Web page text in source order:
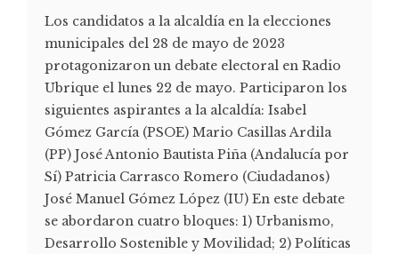
Los candidatos a la alcaldía en la elecciones
municipales del 28 de mayo de 2023
protagonizaron un debate electoral en Radio
Ubrique el lunes 22 de mayo. Participaron los
siguientes aspirantes a la alcaldía: Isabel
Gómez García (PSOE) Mario Casillas Ardila
(PP) José Antonio Bautista Piña (Andalucía por
Sí) Patricia Carrasco Romero (Ciudadanos)
José Manuel Gómez López (IU) En este debate
se abordaron cuatro bloques: 1) Urbanismo,
Desarrollo Sostenible y Movilidad; 2) Políticas